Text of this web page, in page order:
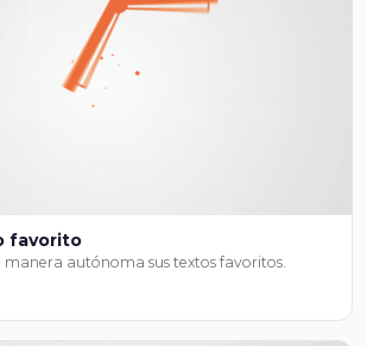
favorito
manera autónoma sus textos favoritos.